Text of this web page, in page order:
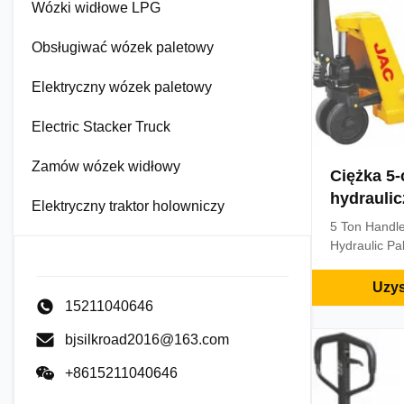
Wózki widłowe LPG
Obsługiwać wózek paletowy
Elektryczny wózek paletowy
Electric Stacker Truck
Zamów wózek widłowy
Elektryczny traktor holowniczy
15211040646
bjsilkroad2016@163.com
+8615211040646
Ciężka
rama do
5 Ton
Hydraulic
long
• Impact
cargo
equipped
to ensure